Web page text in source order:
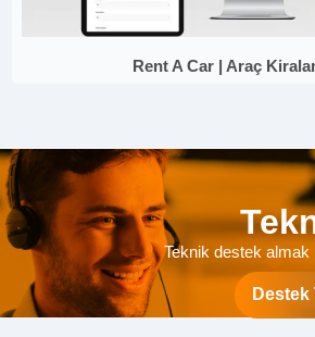
Rent A Car | Araç
Teknik destek almak